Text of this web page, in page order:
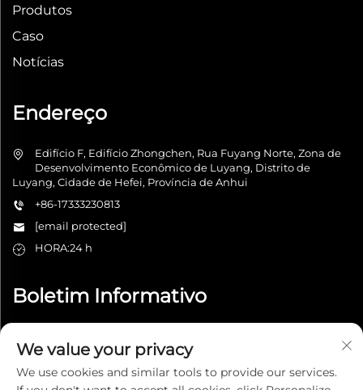
Produtos
Caso
Notícias
Endereço
Edifício F, Edifício Zhongchen, Rua Fuyang Norte, Zona de
Desenvolvimento Econômico de Luyang, Distrito de
Luyang, Cidade de Hefei, Província de Anhui
+86-17333230813
[email protected]
HORA:24 h
Boletim Informativo
We value your privacy
We use cookies and similar tools to provide our services.